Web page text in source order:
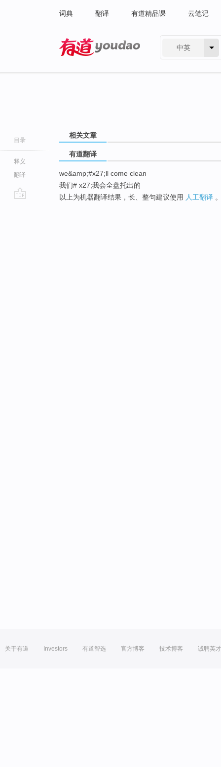
词典 翻译 有道精品课 云笔记
中英
目录
释义
翻译
相关文章
有道翻译
we&amp;#x27;ll come clean
我们# x27;我会全盘托出的
以上为机器翻译结果，长、整句建议使用 人工翻译
关于有道 Investors 有道智选 官方博客 技术博客 诚聘英才